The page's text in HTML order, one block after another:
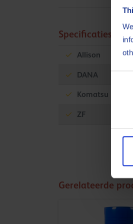
Specificaties en
Allison
DANA
Komatsu
ZF
Gerelateerde